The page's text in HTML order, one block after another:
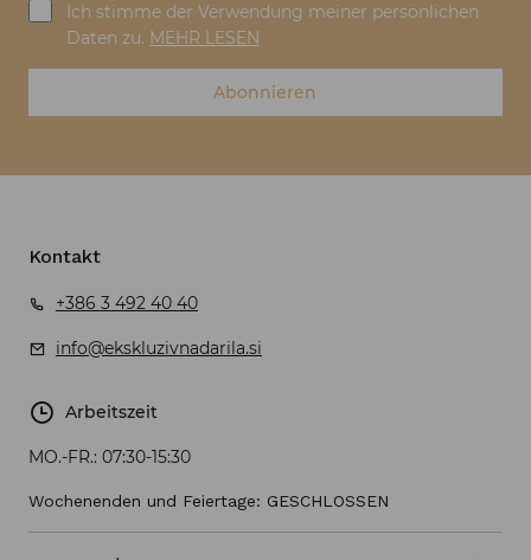
Ich stimme der Verwendung meiner persönlichen
Daten zu. MEHR LESEN
Abonnieren
Kontakt
+386 3 492 40 40
info@ekskluzivnadarila.si
Arbeitszeit
MO.-FR.: 07:30-15:30
Wochenenden und Feiertage: GESCHLOSSEN